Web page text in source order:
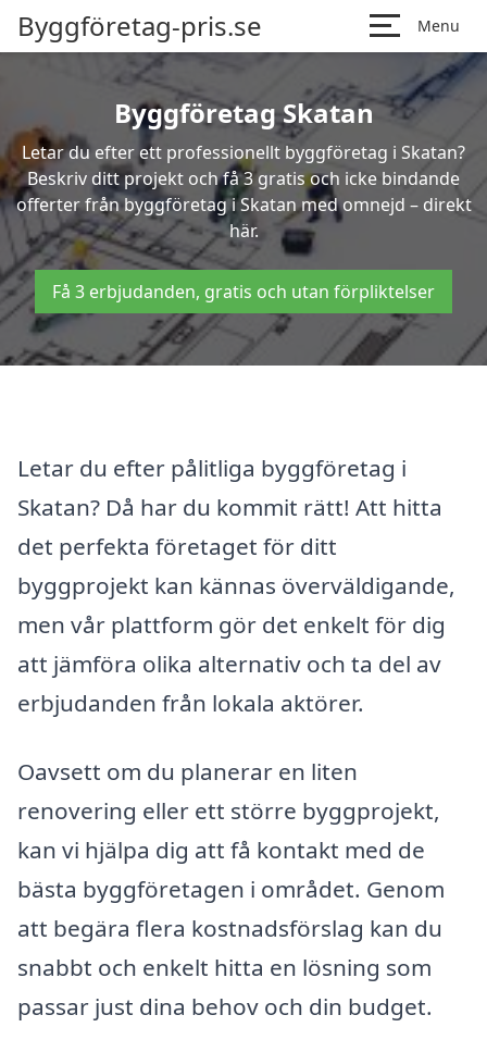
Byggföretag-pris.se Menu
Byggföretag Skatan
Letar du efter ett professionellt byggföretag i Skatan?
Beskriv ditt projekt och få 3 gratis och icke bindande
offerter från byggföretag i Skatan med omnejd – direkt
här.
Få 3 erbjudanden, gratis och utan förpliktelser
Letar du efter pålitliga byggföretag i
Skatan? Då har du kommit rätt! Att hitta
det perfekta företaget för ditt
byggprojekt kan kännas överväldigande,
men vår plattform gör det enkelt för dig
att jämföra olika alternativ och ta del av
erbjudanden från lokala aktörer.
Oavsett om du planerar en liten
renovering eller ett större byggprojekt,
kan vi hjälpa dig att få kontakt med de
bästa byggföretagen i området. Genom
att begära flera kostnadsförslag kan du
snabbt och enkelt hitta en lösning som
passar just dina behov och din budget.